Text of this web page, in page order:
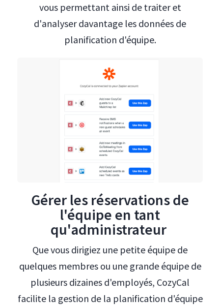
vous permettant ainsi de traiter et
d'analyser davantage les données de
planification d'équipe.
Gérer les réservations de
l'équipe en tant
qu'administrateur
Que vous dirigiez une petite équipe de
quelques membres ou une grande équipe de
plusieurs dizaines d'employés, CozyCal
facilite la gestion de la planification d'équipe